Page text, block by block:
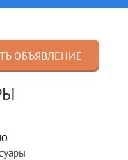
ОБЪЯВЛЕНИЕ